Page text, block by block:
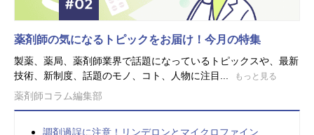
薬剤師の気になるトピックをお届け！今月の特集
製薬、薬局、薬剤師業界で話題になっているトピックスや、最新
技術、新制度、話題のモノ、コト、人物に注目...
もっと見る
薬剤師コラム編集部
調剤過誤に注意！リンデロンとマイクロファイン